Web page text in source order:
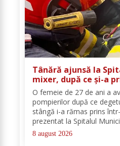
Tânără ajunsă la
mixer, după ce și-a
O femeie de 27 de ani a
pompierilor după ce
stângă i-a rămas prins
prezentat la Spitalul
aparatul electrocasnic, iar
intervenția salvatorilor.
8 august 2026